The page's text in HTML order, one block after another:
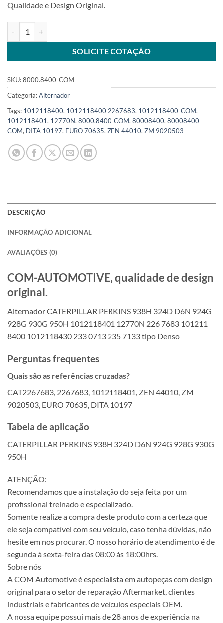
Qualidade e Design Original.
SOLICITE COTAÇÃO
SKU:8000.8400-COM
Categoria:Alternador
Tags: 1012118400, 1012118400 2267683, 1012118400-COM,
1012118401, 12770N, 8000.8400-COM, 80008400, 80008400-
COM, DITA 10197, EURO 70635, ZEN 44010, ZM 9020503
DESCRIÇÃO
INFORMAÇÃO ADICIONAL
AVALIAÇÕES (0)
COM-AUTOMOTIVE, qualidade de design
original.
Alternador CATERPILLAR PERKINS 938H 324D D6N 924G
928G 930G 950H 1012118401 12770N 226 7683 101211
8400 1012118430 233 0713 235 7133 tipo Denso
Perguntas frequentes
Quais são as referências cruzadas?
CAT2267683, 2267683, 1012118401, ZEN 44010, ZM
9020503, EURO 70635, DITA 10197
Tabela de aplicação
CATERPILLAR PERKINS 938H 324D D6N 924G 928G 930G
950H
ATENÇÃO:
Recomendamos que a instalação do seja feita por um
profissional treinado e especializado.
Somente realize a compra deste produto com a certeza que
ele seja compatível com seu veiculo, caso tenha dúvidas, não
hesite em nos procurar. O nosso horário de atendimento é de
segunda à sexta-feira das 08:00 às 18:00hrs.
Sobre nós
A COM Automotive é especialista em autopeças com design
original para o setor de reparação Aftermarket, clientes
industriais e fabricantes de veículos especiais OEM.
A nossa equipe possui mais de 28 anos de experiência na